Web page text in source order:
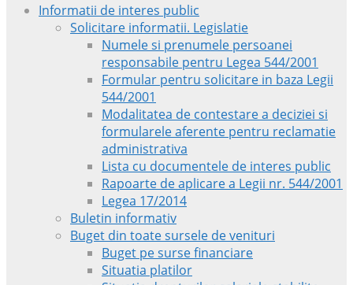
Informatii de interes public
Solicitare informatii. Legislatie
Numele si prenumele persoanei
responsabile pentru Legea 544/2001
Formular pentru solicitare in baza Legii
544/2001
Modalitatea de contestare a deciziei si
formularele aferente pentru reclamatie
administrativa
Lista cu documentele de interes public
Rapoarte de aplicare a Legii nr. 544/2001
Legea 17/2014
Buletin informativ
Buget din toate sursele de venituri
Buget pe surse financiare
Situatia platilor